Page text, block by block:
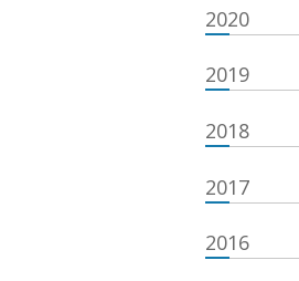
2020
2019
2018
2017
2016